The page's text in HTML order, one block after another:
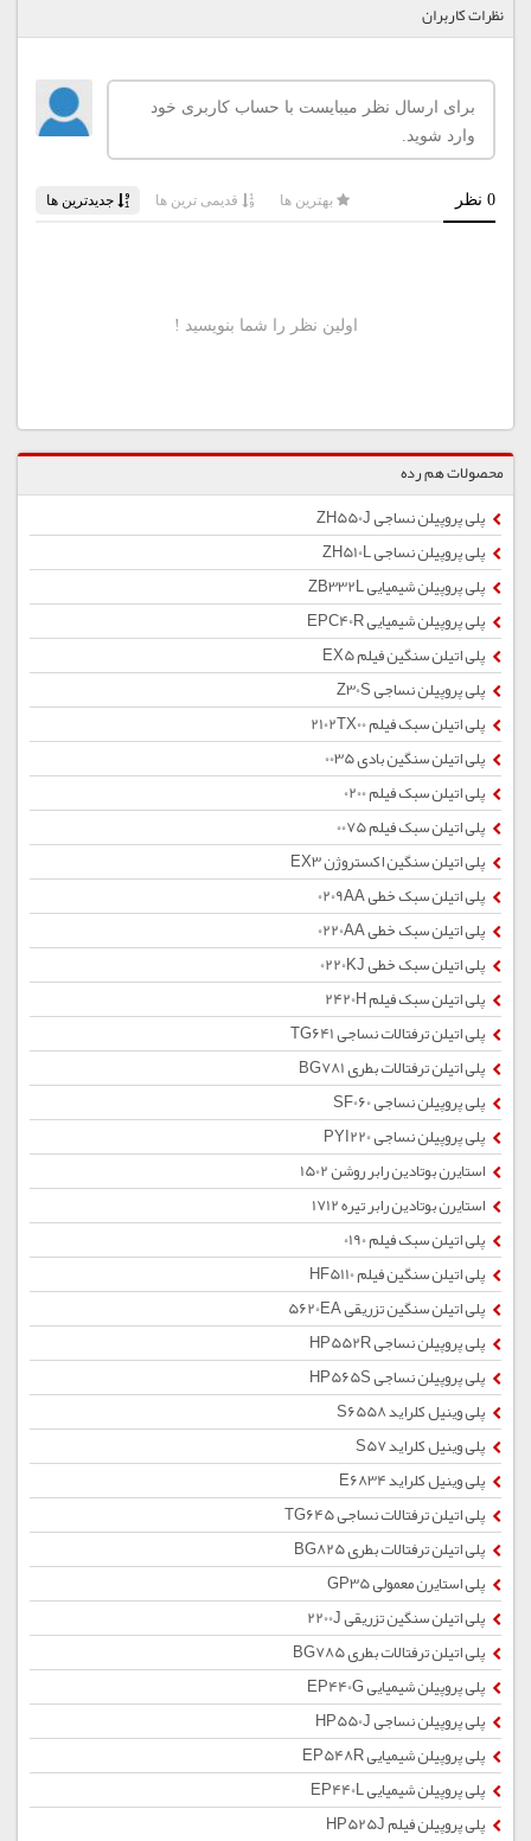
نظرات کاربران
محصولات هم رده
پلی پروپیلن نساجی ZH550J
پلی پروپیلن نساجی ZH510L
پلی پروپیلن شیمیایی ZB332L
پلی پروپیلن شیمیایی EPC40R
پلی اتیلن سنگین فیلم EX5
پلی پروپیلن نساجی Z30S
پلی اتیلن سبک فیلم 2102TX00
پلی اتیلن سنگین بادی 0035
پلی اتیلن سبک فیلم 0200
پلی اتیلن سبک فیلم 0075
پلی اتیلن سنگین اکستروژن EX3
پلی اتیلن سبک خطی 0209AA
پلی اتیلن سبک خطی 0220AA
پلی اتیلن سبک خطی 0220KJ
پلی اتیلن سبک فیلم 2420H
پلی اتیلن ترفتالات نساجی TG641
پلی اتیلن ترفتالات بطری BG781
پلی پروپیلن نساجی SF060
پلی پروپیلن نساجی PYI220
استایرن بوتادین رابر روشن 1502
استایرن بوتادین رابر تیره 1712
پلی اتیلن سبک فیلم 0190
پلی اتیلن سنگین فیلم HF5110
پلی اتیلن سنگین تزریقی 5620EA
پلی پروپیلن نساجی HP552R
پلی پروپیلن نساجی HP565S
پلی وینیل کلراید S6558
پلی وینیل کلراید S57
پلی وینیل کلراید E6834
پلی اتیلن ترفتالات نساجی TG645
پلی اتیلن ترفتالات بطری BG825
پلی استایرن معمولی GP35
پلی اتیلن سنگین تزریقی 2200J
پلی اتیلن ترفتالات بطری BG785
پلی پروپیلن شیمیایی EP440G
پلی پروپیلن نساجی HP550J
پلی پروپیلن شیمیایی EP548R
پلی پروپیلن شیمیایی EP440L
پلی پروپیلن فیلم HP525J